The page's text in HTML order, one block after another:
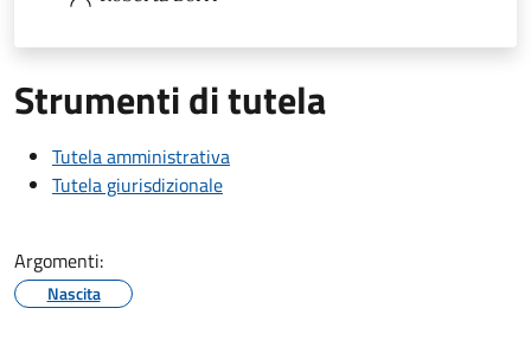
Strumenti di tutela
Tutela amministrativa
Tutela giurisdizionale
Argomenti:
Nascita